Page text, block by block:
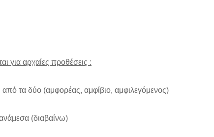
για αρχαίες προθέσεις :
από τα δύο (αμφορέας, αμφίβιο, αμφιλεγόμενος)
(διαβαίνω)